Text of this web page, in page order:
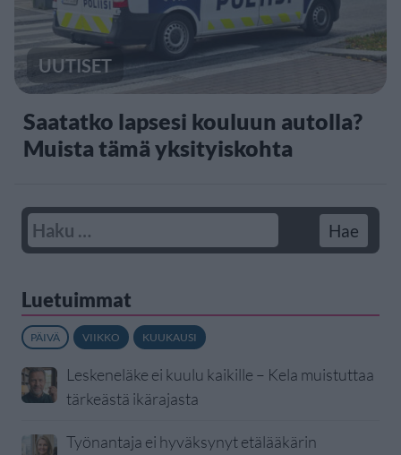
UUTISET
Saatatko lapsesi kouluun autolla?
Muista tämä yksityiskohta
Luetuimmat
PÄIVÄ VIIKKO KUUKAUSI
Leskeneläke ei kuulu kaikille – Kela muistuttaa
tärkeästä ikärajasta
Työnantaja ei hyväksynyt etälääkärin